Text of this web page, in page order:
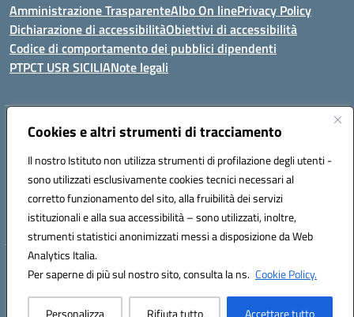
Cookies e altri strumenti di tracciamento
Il nostro Istituto non utilizza strumenti di profilazione degli utenti -
sono utilizzati esclusivamente cookies tecnici necessari al
corretto funzionamento del sito, alla fruibilità dei servizi
istituzionali e alla sua accessibilità – sono utilizzati, inoltre,
strumenti statistici anonimizzati messi a disposizione da Web
Analytics Italia.
Per saperne di più sul nostro sito, consulta la ns. Cookie Policy.
Personalizza Rifiuta tutto Accettare tutto
Amministrazione TrasparenteAlbo On linePrivacy Policy
Dichiarazione di accessibilitàObiettivi di accessibilità
Codice di comportamento dei pubblici dipendenti
PTPCT USR SICILIANote legali
Indirizzo:Via Enrico Fermi, 4 - Cefalù
Posta elettronica certificata (PEC):PAIC8AJ008@pec.istruzione.it
Codice fiscale: 82000590826
Codice meccanografico: PAIC8AJ008
Hosting & Powered by 3D Solution S.r.l.
Concept & Design by Designers Italia